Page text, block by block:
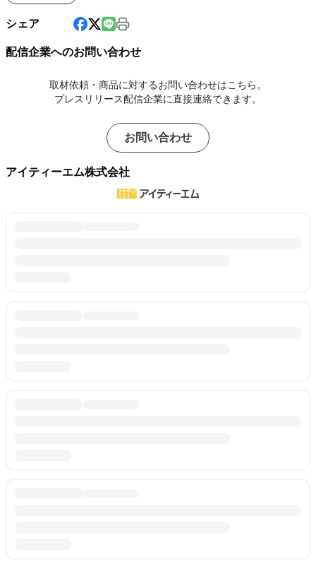
シェア
配信企業へのお問い合わせ
取材依頼・商品に対するお問い合わせはこちら。
プレスリリース配信企業に直接連絡できます。
お問い合わせ
アイティーエム株式会社